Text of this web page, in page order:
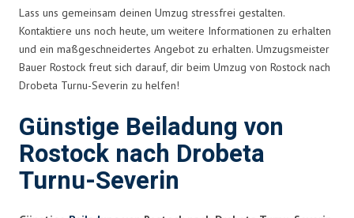
Lass uns gemeinsam deinen Umzug stressfrei gestalten.
Kontaktiere uns noch heute, um weitere Informationen zu erhalten
und ein maßgeschneidertes Angebot zu erhalten. Umzugsmeister
Bauer Rostock freut sich darauf, dir beim Umzug von Rostock nach
Drobeta Turnu-Severin zu helfen!
Günstige Beiladung von
Rostock nach Drobeta
Turnu-Severin